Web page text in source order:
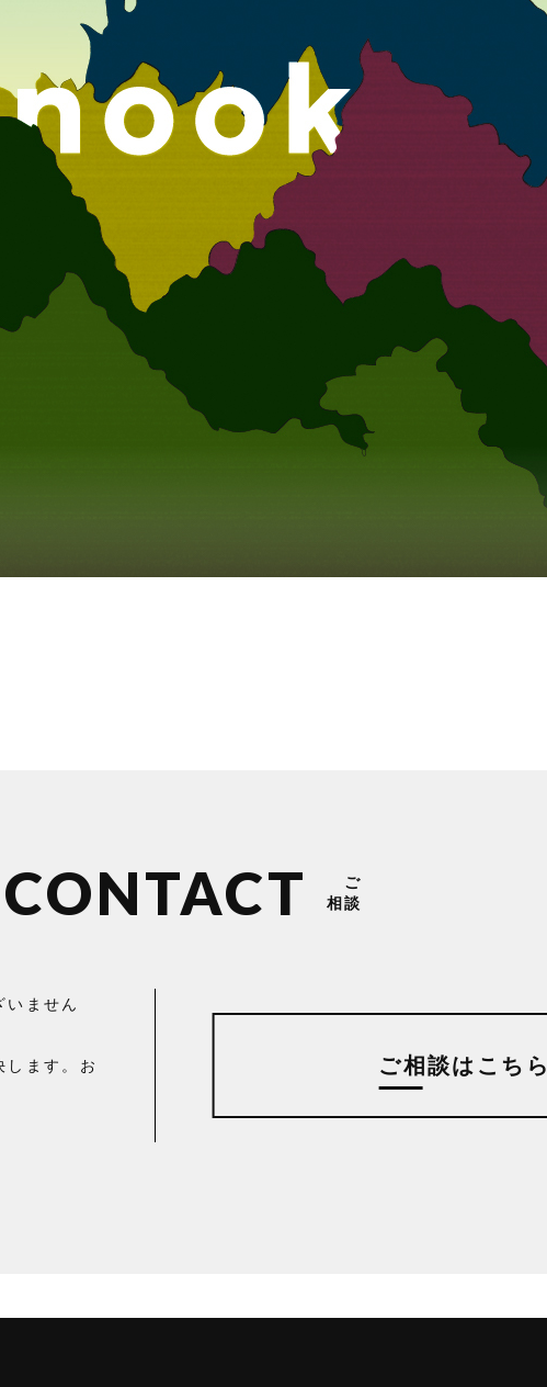
CONTACT
ご
相談
いません
します。お
ご相談はこちら